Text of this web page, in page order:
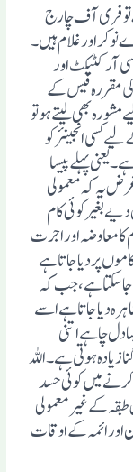
تو فری آف چارج
نوکر اور غلام ہیں۔
آر کٹیکٹ اور
کی مقررہ فیس کے
بھی لیتے ہو تو
کسی انجینئر کو
پہلے پیسا
یہ کہ معمولی
بغیر کوئی کام
معاوضہ اور اجرت
پر دیا جاتا ہے
جاسکتا ہے، جب کہ
دیا جاتا ہے اسے
دل چاہے اتنی
ہوتی ہے۔ اللہ
میں کوئی حسد
کے غیر معمولی
اور ائمہ کے اوقات